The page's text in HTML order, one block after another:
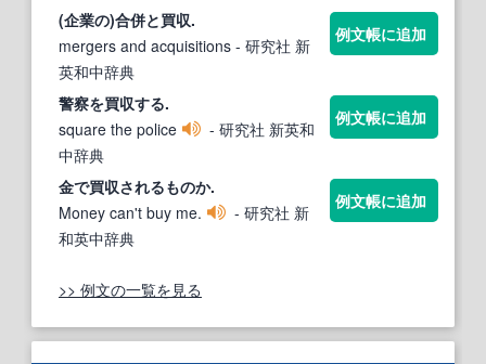
(企業の)合併と買収.
mergers and acquisitions - 研究社 新
英和中辞典
例文帳に追加
警察を買収する.
square the police
- 研究社 新英和
中辞典
例文帳に追加
金で買収されるものか.
Money can't buy me.
- 研究社 新
和英中辞典
例文帳に追加
>> 例文の一覧を見る